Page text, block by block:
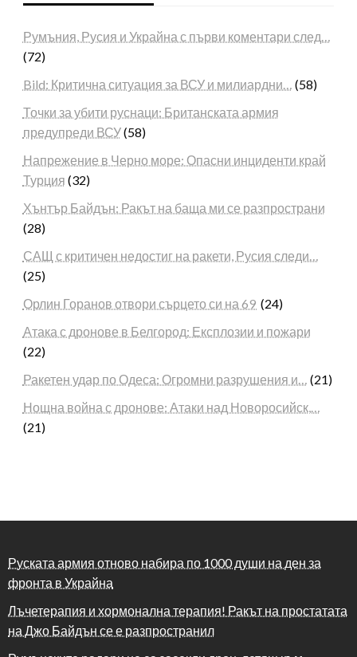
Румъния, Русия и Украйна с първи коментари след…
(72)
Bild: Критична ситуация за ВСУ и милиардни… (58)
Точки за убити руснаци: Британската армия
предупреди ВСУ(58)
Напрежение в Черно море: Опасни инциденти край
Турция (32)
Хънтър Байдън: Ракът на баща ми се разпространи
(28)
САЩ с критичен недостиг на ракети, Русия следи…
(25)
Орлин Горанов отвори сърцето си на 69 (24)
Атака с дронове в Белгород: Експлозии и пожари
(22)
Ракетен удар по Одеса: Огромни разрушения и… (21)
Нощна война с дронове: Атаки над Новоросийск,…
(21)
Руската армия отново набира по 1000 души на ден за
фронта в Украйна
Лъчетерапия и хормонална терапия! Ракът на простатата
на Джо Байдън се е разпространил